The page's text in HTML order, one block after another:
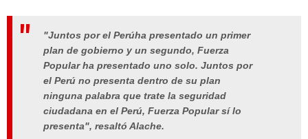
"Juntos por el Perúha presentado un primer
plan de gobierno y un segundo, Fuerza
Popular ha presentado uno solo. Juntos por
el Perú no presenta dentro de su plan
ninguna palabra que trate la seguridad
ciudadana en el Perú, Fuerza Popular sí lo
presenta", resaltó Alache.